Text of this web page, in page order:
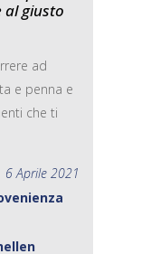
al giusto
ad
e penna e
che ti
6 Aprile 2021